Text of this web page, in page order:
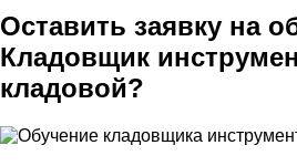
Оставить заявку на
Кладовщик
кладовой?